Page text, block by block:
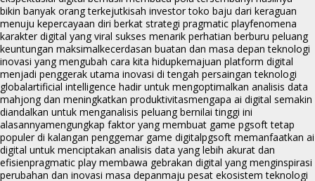
bikin banyak orang terkejutkisah investor toko baju dari keraguan
menuju kepercayaan diri berkat strategi pragmatic playfenomena
karakter digital yang viral sukses menarik perhatian berburu peluang
keuntungan maksimalkecerdasan buatan dan masa depan teknologi
inovasi yang mengubah cara kita hidupkemajuan platform digital
menjadi penggerak utama inovasi di tengah persaingan teknologi
globalartificial intelligence hadir untuk mengoptimalkan analisis data
mahjong dan meningkatkan produktivitasmengapa ai digital semakin
diandalkan untuk menganalisis peluang bernilai tinggi ini
alasannyamengungkap faktor yang membuat game pgsoft tetap
populer di kalangan penggemar game digitalpgsoft memanfaatkan ai
digital untuk menciptakan analisis data yang lebih akurat dan
efisienpragmatic play membawa gebrakan digital yang menginspirasi
perubahan dan inovasi masa depanmaju pesat ekosistem teknologi